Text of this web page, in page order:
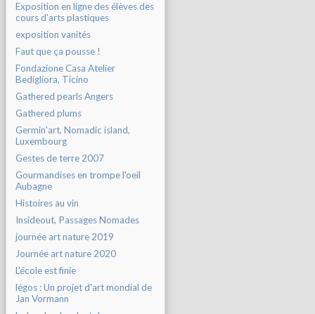
Exposition en ligne des élèves des
cours d'arts plastiques
exposition vanités
Faut que ça pousse !
Fondazione Casa Atelier
Bedigliora, Ticino
Gathered pearls Angers
Gathered plums
Germin'art, Nomadic island,
Luxembourg
Gestes de terre 2007
Gourmandises en trompe l'oeil
Aubagne
Histoires au vin
Insideout, Passages Nomades
journée art nature 2019
Journée art nature 2020
L'école est finie
légos : Un projet d'art mondial de
Jan Vormann